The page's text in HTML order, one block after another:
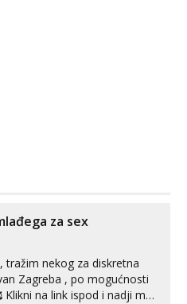
za sex
tražim nekog za diskretna
Zagreba , po mogućnosti